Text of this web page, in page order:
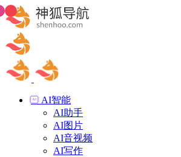
AI智能
AI助手
AI图片
AI音视频
AI写作